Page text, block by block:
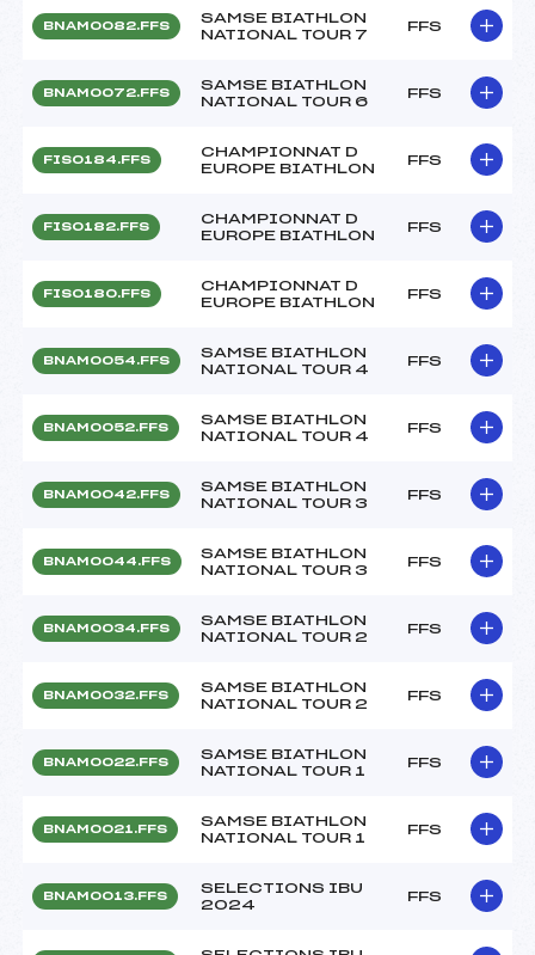
BNAM0082.FFS
SAMSE BIATHLON
NATIONAL TOUR 7
FFS
BNAM0072.FFS
SAMSE BIATHLON
NATIONAL TOUR 6
FFS
FIS0184.FFS
CHAMPIONNAT D
EUROPE BIATHLON
FFS
FIS0182.FFS
CHAMPIONNAT D
EUROPE BIATHLON
FFS
FIS0180.FFS
CHAMPIONNAT D
EUROPE BIATHLON
FFS
BNAM0054.FFS
SAMSE BIATHLON
NATIONAL TOUR 4
FFS
BNAM0052.FFS
SAMSE BIATHLON
NATIONAL TOUR 4
FFS
BNAM0042.FFS
SAMSE BIATHLON
NATIONAL TOUR 3
FFS
BNAM0044.FFS
SAMSE BIATHLON
NATIONAL TOUR 3
FFS
BNAM0034.FFS
SAMSE BIATHLON
NATIONAL TOUR 2
FFS
BNAM0032.FFS
SAMSE BIATHLON
NATIONAL TOUR 2
FFS
BNAM0022.FFS
SAMSE BIATHLON
NATIONAL TOUR 1
FFS
BNAM0021.FFS
SAMSE BIATHLON
NATIONAL TOUR 1
FFS
BNAM0013.FFS
SELECTIONS IBU
2024
FFS